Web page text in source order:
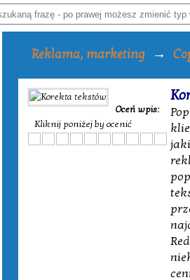
Reklama, marketing →
Oceń wpis:
Kliknij poniżej by ocenić